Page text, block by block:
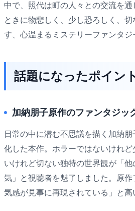
中で、照代は町の人々との交流を通
ときに物悲しく、少し恐ろしく、
す、心温まるミステリーファンタジ
話題になったポイン
加納朋子原作のファンタジッ
日常の中に潜む不思議を描く加納
化した本作。ホラーではないけれ
いけれど切ない独特の世界観が「他
気」と視聴者を魅了しました。原
気感が見事に再現されている」と高